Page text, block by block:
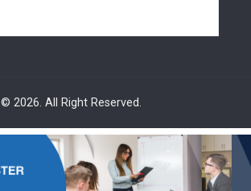
© 2026. All Right Reserved.